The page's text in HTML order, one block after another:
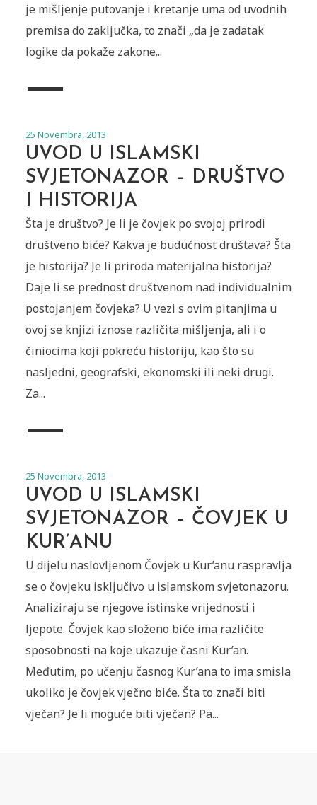
je mišljenje putovanje i kretanje uma od uvodnih
premisa do zaključka, to znači „da je zadatak
logike da pokaže zakone...
25 Novembra, 2013
UVOD U ISLAMSKI
SVJETONAZOR – DRUŠTVO
I HISTORIJA
Šta je društvo? Je li je čovjek po svojoj prirodi
društveno biće? Kakva je budućnost društava? Šta
je historija? Je li priroda materijalna historija?
Daje li se prednost društvenom nad individualnim
postojanjem čovjeka? U vezi s ovim pitanjima u
ovoj se knjizi iznose različita mišljenja, ali i o
činiocima koji pokreću historiju, kao što su
nasljedni, geografski, ekonomski ili neki drugi.
Za...
25 Novembra, 2013
UVOD U ISLAMSKI
SVJETONAZOR – ČOVJEK U
KUR’ANU
U dijelu naslovljenom Čovjek u Kur’anu raspravlja
se o čovjeku isključivo u islamskom svjetonazoru.
Analiziraju se njegove istinske vrijednosti i
ljepote. Čovjek kao složeno biće ima različite
sposobnosti na koje ukazuje časni Kur’an.
Međutim, po učenju časnog Kur’ana to ima smisla
ukoliko je čovjek vječno biće. Šta to znači biti
vječan? Je li moguće biti vječan? Pa...